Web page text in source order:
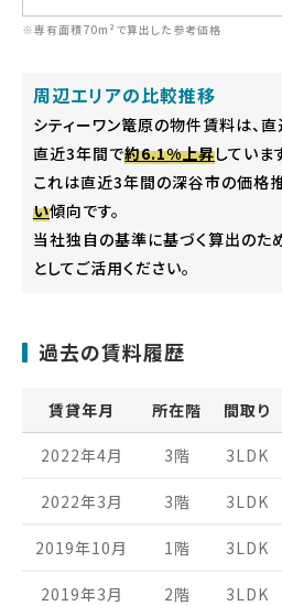
※専有面積70m²で算出した参考価格
周辺エリアの比較推移
シティーワン篭原の物件賃料は、
直近3年間で約6.1%上昇していま
これは直近3年間の深谷市の価格推
い傾向です。
当社独自の基準に基づく算出のた
としてご活用ください。
過去の賃料履歴
賃貸年月 所在階 間取り
2022年4月 3階 3LDK
2022年3月 3階 3LDK
2019年10月 1階 3LDK
2019年3月 2階 3LDK